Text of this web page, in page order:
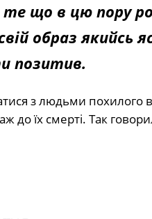
що в цю пору
образ якийсь
позитив.
з людьми похилого
до їх смерті. Так